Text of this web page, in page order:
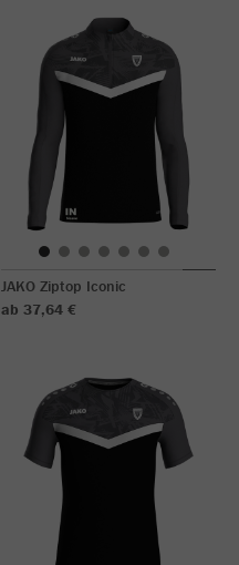
JAKO Ziptop Iconic
ab 37,64 €